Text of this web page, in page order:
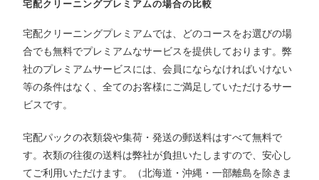
宅配クリーニングプレミアムの場合の比較
宅配クリーニングプレミアムでは、どのコースをお選びの場
合でも無料でプレミアムなサービスを提供しております。弊
社のプレミアムサービスには、会員にならなければいけない
等の条件はなく、全てのお客様にご満足していただけるサー
ビスです。
宅配パックの衣類袋や集荷・発送の郵送料はすべて無料で
す。衣類の往復の送料は弊社が負担いたしますので、安心し
てご利用いただけます。（北海道・沖縄・一部離島を除きま